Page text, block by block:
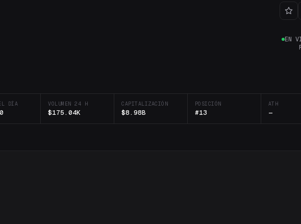
EN
DÍA VOLUMEN 24 H
$175.04K
CAPITALIZACIÓN
$8.98B
POSICIÓN
#13
ATH
—